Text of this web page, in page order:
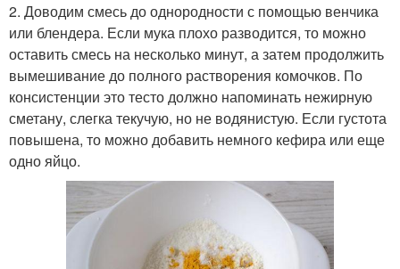
2. Доводим смесь до однородности с помощью венчика
или блендера. Если мука плохо разводится, то можно
оставить смесь на несколько минут, а затем продолжить
вымешивание до полного растворения комочков. По
консистенции это тесто должно напоминать нежирную
сметану, слегка текучую, но не водянистую. Если густота
повышена, то можно добавить немного кефира или еще
одно яйцо.